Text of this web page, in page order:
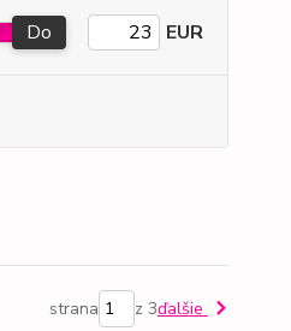
Do EUR
strana z 3ďalšie